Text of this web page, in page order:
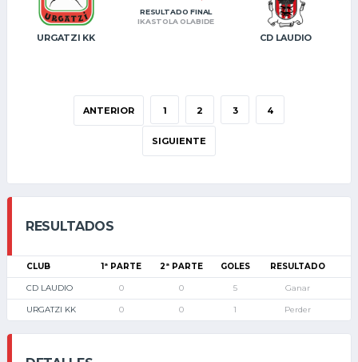
URGATZI KK CD LAUDIO
RESULTADO FINAL
IKASTOLA OLABIDE
ANTERIOR 1 2 3 4
SIGUIENTE
RESULTADOS
CLUB 1ª PARTE 2ª PARTE GOLES RESULTADO
CD LAUDIO 0 0 5 Ganar
URGATZI KK 0 0 1 Perder